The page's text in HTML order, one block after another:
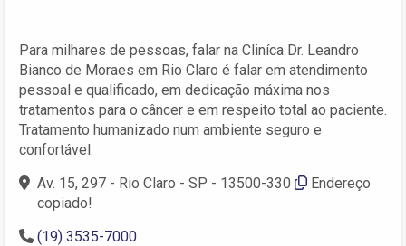
Para milhares de pessoas, falar na Cliníca Dr. Leandro
Bianco de Moraes em Rio Claro é falar em atendimento
pessoal e qualificado, em dedicação máxima nos
tratamentos para o câncer e em respeito total ao paciente.
Tratamento humanizado num ambiente seguro e
confortável.
Av. 15, 297 - Rio Claro - SP - 13500-330
Endereço
copiado!
(19) 3535-7000